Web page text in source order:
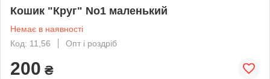
Кошик "Круг" No1 маленький
Немає в наявності
Код: 11,56
Опт і роздріб
200 ₴